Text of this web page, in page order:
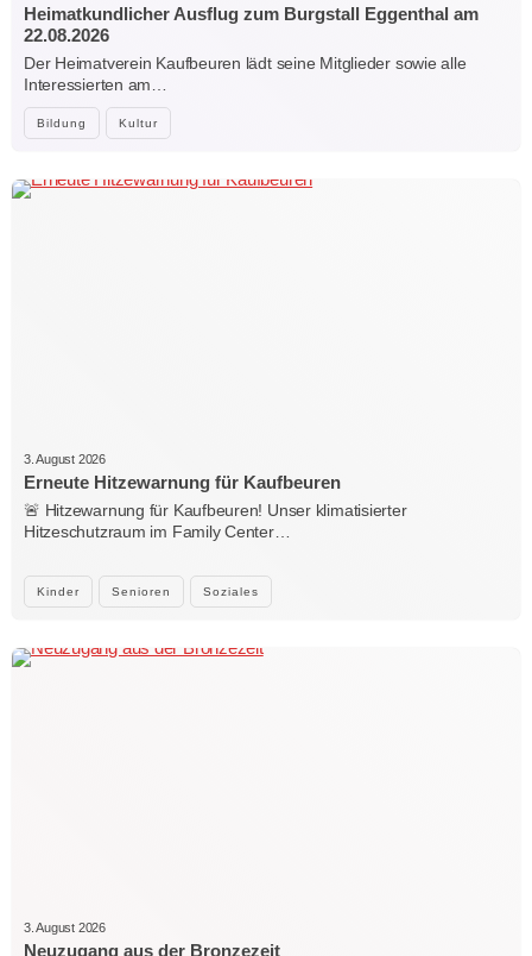
Bildung Kultur
Heimatkundlicher Ausflug zum Burgstall Eggenthal am
22.08.2026
Der Heimatverein Kaufbeuren lädt seine Mitglieder sowie alle
Interessierten am…
Kinder Senioren Soziales
3. August 2026
Erneute Hitzewarnung für Kaufbeuren
🚨 Hitzewarnung für Kaufbeuren! Unser klimatisierter
Hitzeschutzraum im Family Center…
3. August 2026
Neuzugang aus der Bronzezeit